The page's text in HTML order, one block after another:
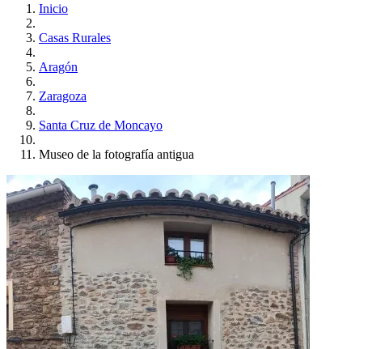
Inicio
Casas Rurales
Aragón
Zaragoza
Santa Cruz de Moncayo
Museo de la fotografía antigua